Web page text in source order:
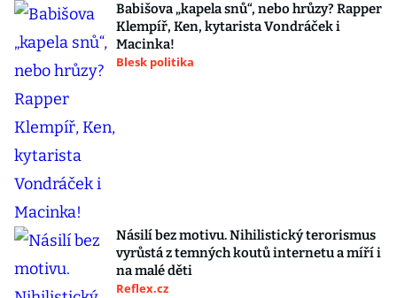
Babišova „kapela snů“, nebo hrůzy? Rapper
Klempíř, Ken, kytarista Vondráček i
Macinka!
Blesk politika
Násilí bez motivu. Nihilistický terorismus
vyrůstá z temných koutů internetu a míří i
na malé děti
Reflex.cz